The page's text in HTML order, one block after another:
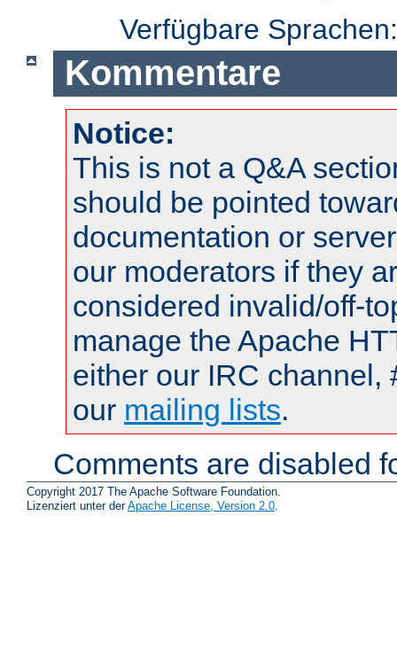
Verfügbare
Kommentare
Notice:
This is not a Q&A
should be pointed
documentation or
our moderators if they
considered invalid/off-
manage the Apache
either our IRC channel,
our mailing lists.
Comments are disabled
Copyright 2017 The Apache Software Foundation.
Lizenziert unter derApache License, Version 2.0